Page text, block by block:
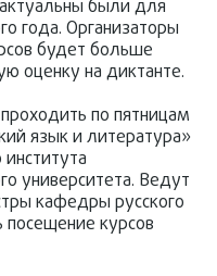
были для
года. Организаторы
будет больше
оценку на диктанте.
по пятницам
язык и литература»
университета. Ведут
кафедры русского
посещение курсов